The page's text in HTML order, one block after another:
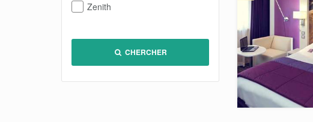
Zenith
CHERCHER